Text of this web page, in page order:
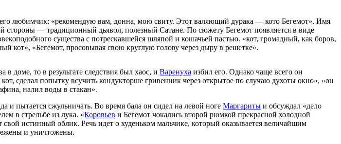
любимчик: «рекомендую вам, донна, мою свиту. Этот валяющий дурака — кото Бегемот». Имя
— традиционный дьявол, полезный Сатане. По сюжету Бегемот появляется в виде
существа с потрескавшейся шляпой и кошачьей пастью. «кот, громадный, как боров,
кот», «Бегемот, просовывая свою круглую голову через дыру в решетке».
доме, то в результате следствия был хаос, и Варенуха избил его. Однако чаще всего он
сделал попытку всучить кондукторше гривенник через открытое по случаю духоты окно», «он
налил воды в стакан».
и пытается сжульничать. Во время бала он сидел на левой ноге Маргариты и обсуждал «дело
в стрельбе из лука. «Коровьев и Бегемот чокались второй рюмкой прекрасной холодной
истинный облик. Речь идет о худеньком мальчике, который оказывается величайшим
и уничтожены.